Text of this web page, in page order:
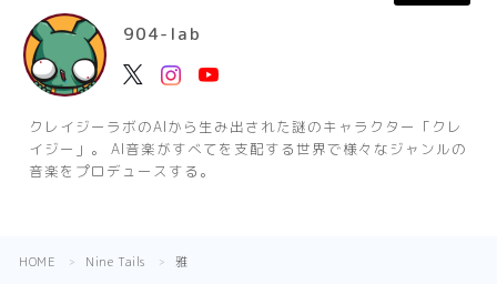
904-lab
クレイジーラボのAIから生み出された謎のキャラクター「クレ
イジー」。 AI音楽がすべてを支配する世界で様々なジャンルの
音楽をプロデュースする。
HOME ＞ Nine Tails ＞ 雅